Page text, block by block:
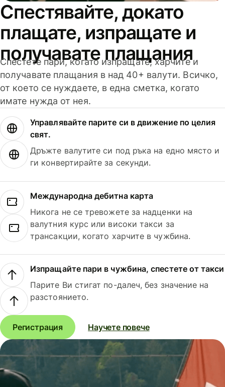
Спестявайте, докато
плащате, изпращате и
получавате плащания
Спестете пари, когато изпращате, харчите и
получавате плащания в над 40+ валути. Всичко,
от което се нуждаете, в една сметка, когато
имате нужда от нея.
Управлявайте парите си в движение по целия
свят.
Дръжте валутите си под ръка на едно място и
ги конвертирайте за секунди.
Международна дебитна карта
Никога не се тревожете за надценки на
валутния курс или високи такси за
трансакции, когато харчите в чужбина.
Изпращайте пари в чужбина, спестете от такси
Парите Ви стигат по-далеч, без значение на
разстоянието.
Регистрация Научете повече